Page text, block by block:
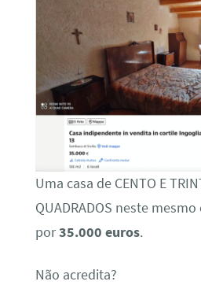
Uma casa de CENTO E
QUADRADOS neste
por35.000 euros.
Não acredita?